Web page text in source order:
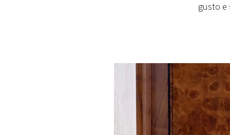
FOTO
CONCORSI
EVENTI
gusto e